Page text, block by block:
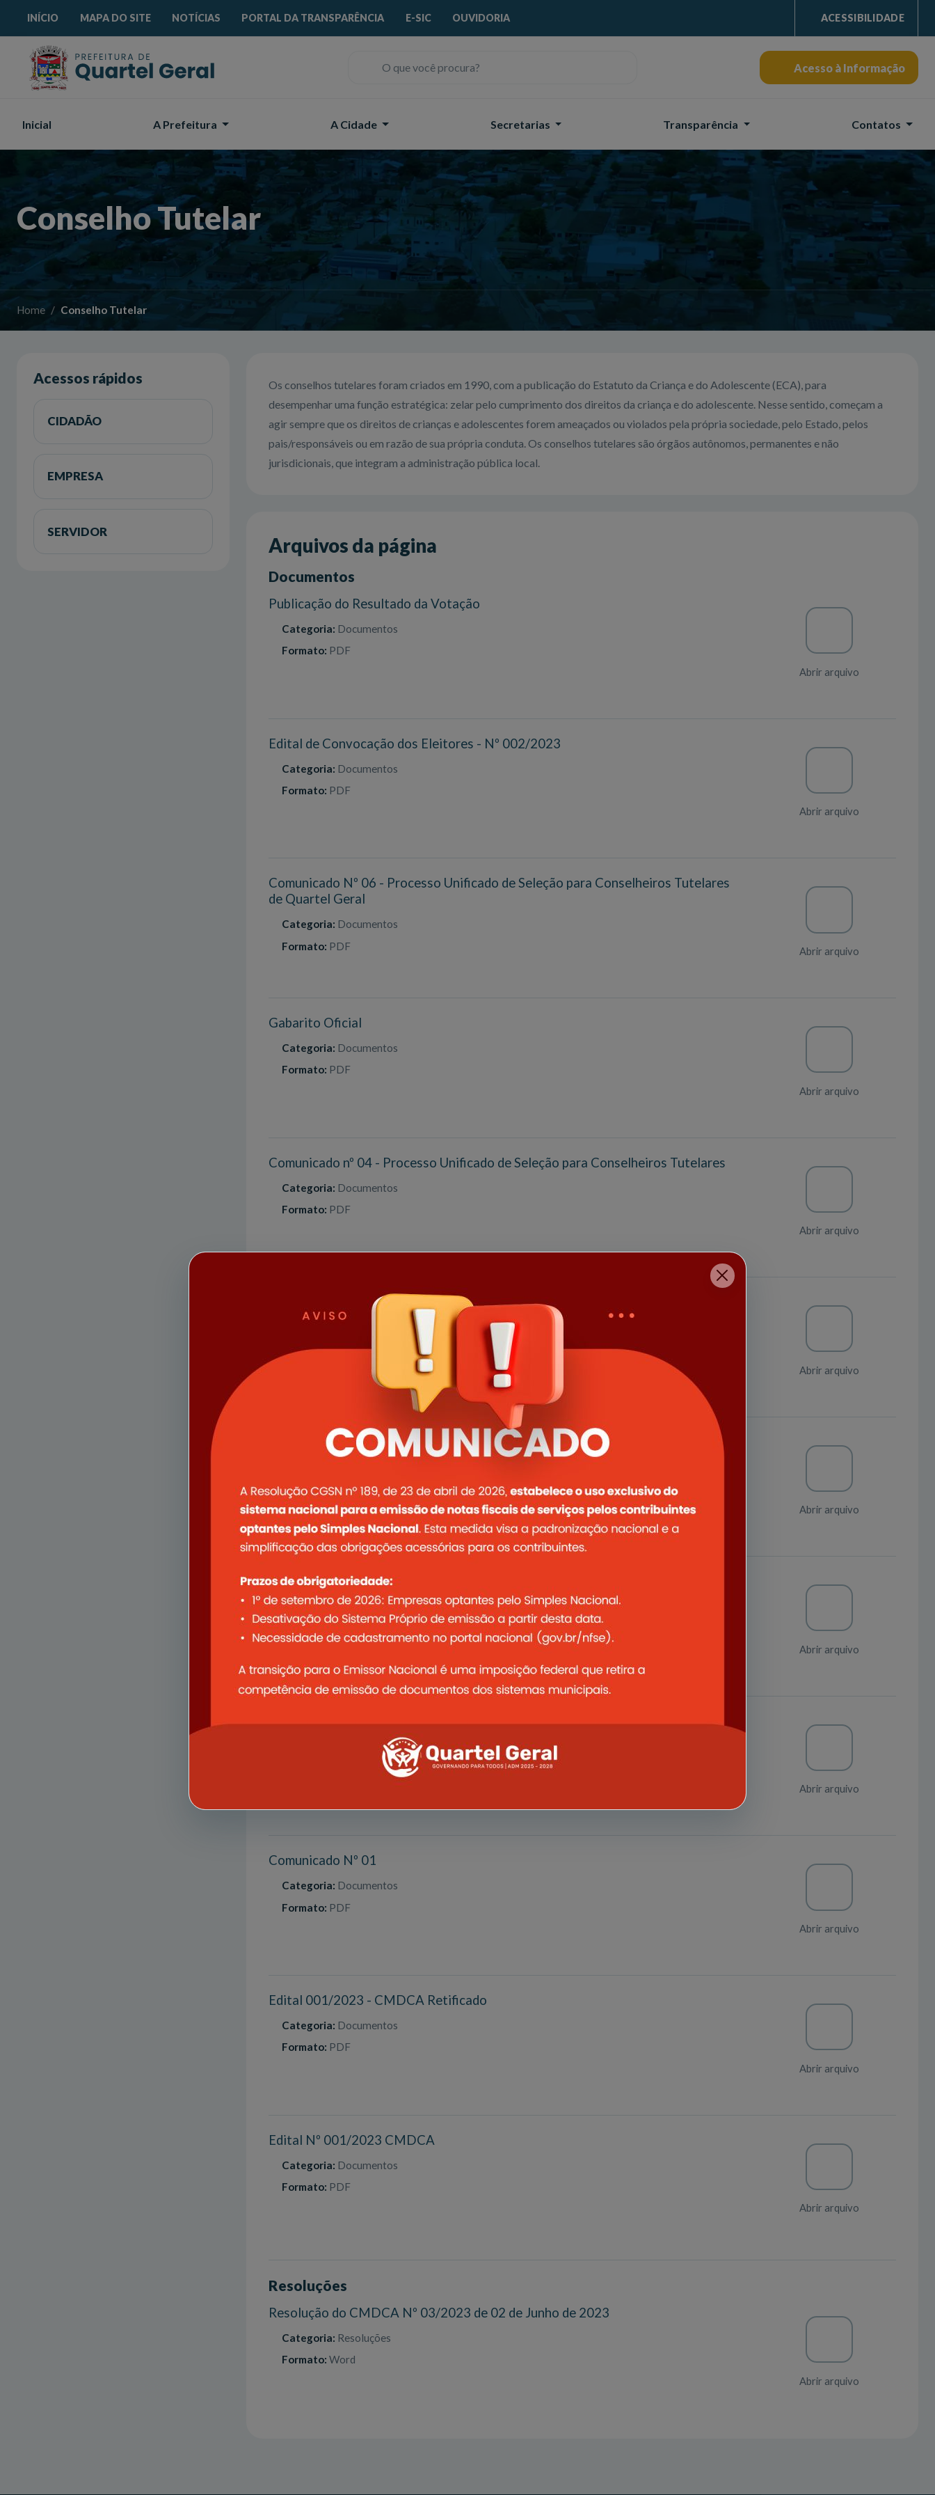
INÍCIO MAPA DO SITE NOTÍCIAS PORTAL DA TRANSPARÊNCIA E-SIC OUVIDORIA ACESSIBILIDADE
Acesso à Informação
Inicial A Prefeitura A Cidade Secretarias Transparência Contatos
Conselho Tutelar
Home Conselho Tutelar
Acessos rápidos
CIDADÃO
EMPRESA
SERVIDOR
Os conselhos tutelares foram criados em 1990, com a publicação do Estatuto da Criança e do Adolescente (ECA), para
desempenhar uma função estratégica: zelar pelo cumprimento dos direitos da criança e do adolescente. Nesse sentido, começam a
agir sempre que os direitos de crianças e adolescentes forem ameaçados ou violados pela própria sociedade, pelo Estado, pelos
pais/responsáveis ou em razão de sua própria conduta. Os conselhos tutelares são órgãos autônomos, permanentes e não
jurisdicionais, que integram a administração pública local.
Arquivos da página
Documentos
Publicação do Resultado da Votação
Categoria: Documentos
Formato: PDF
Abrir arquivo
Edital de Convocação dos Eleitores - Nº 002/2023
Categoria: Documentos
Formato: PDF
Abrir arquivo
Comunicado Nº 06 - Processo Unificado de Seleção para Conselheiros Tutelares
de Quartel Geral
Categoria: Documentos
Formato: PDF Abrir arquivo
Gabarito Oficial
Categoria: Documentos
Formato: PDF
Abrir arquivo
Comunicado nº 04 - Processo Unificado de Seleção para Conselheiros Tutelares
Categoria: Documentos
Formato: PDF
Abrir arquivo
Comunicado nº 05 - Processo Unificado de Seleção para Conselheiros Tutelares
Formato:PDF
Abrir arquivo
Comunicado nº 03 - Processo Unificado de Seleção para Conselheiros Tutelares
Formato:PDF
Abrir arquivo
Comunicado nº 02 - Processo Unificado de Seleção para Conselheiros Tutelares
Categoria:Documentos
Formato:PDF
Abrir arquivo
Retificação ao Edital de Convocação 001/2023
Documentos
Abrir arquivo
Comunicado Nº 01
Categoria: Documentos
Formato: PDF
Abrir arquivo
Edital 001/2023 - CMDCA Retificado
Categoria: Documentos
Formato: PDF
Abrir arquivo
Edital Nº 001/2023 CMDCA
Categoria: Documentos
Formato: PDF
Abrir arquivo
Resoluções
Resolução do CMDCA Nº 03/2023 de 02 de Junho de 2023
Categoria: Resoluções
Formato: Word
Abrir arquivo